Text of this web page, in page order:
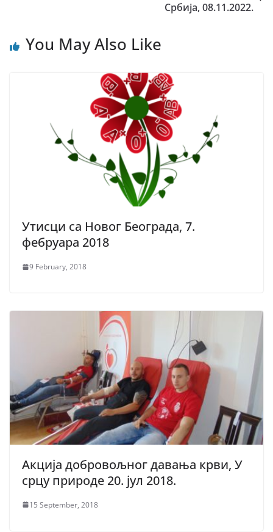
Србија, 08.11.2022.
You May Also Like
Утисци са Новог Београда, 7.
фебруара 2018
9 February, 2018
Акција добровољног давања крви, У
срцу природе 20. јул 2018.
15 September, 2018